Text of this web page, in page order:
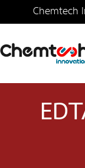
Chemtech